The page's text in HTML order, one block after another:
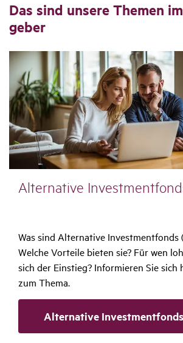
Das sind unsere Themen
geber
Alter­na­tive
Was sind Alternative Investmentfonds
Welche Vorteile bieten sie? Für wen
sich der Einstieg? Informieren Sie sich
zum Thema.
Alternative Investmentfonds